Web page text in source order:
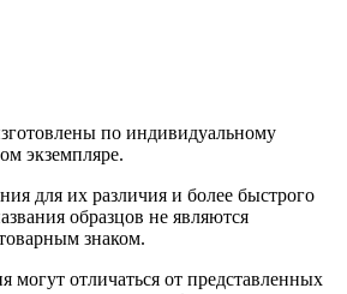
по индивидуальному
экземпляре.
для их различия и более быстрого
образцов не являются
знаком.
могут отличаться от представленных